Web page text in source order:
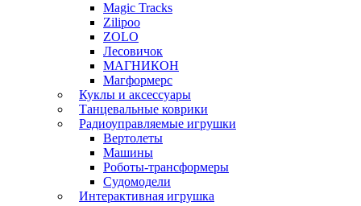
Magic Tracks
Zilipoo
ZOLO
Лесовичок
МАГНИКОН
Магформерс
Куклы и аксессуары
Танцевальные коврики
Радиоуправляемые игрушки
Вертолеты
Машины
Роботы-трансформеры
Судомодели
Интерактивная игрушка